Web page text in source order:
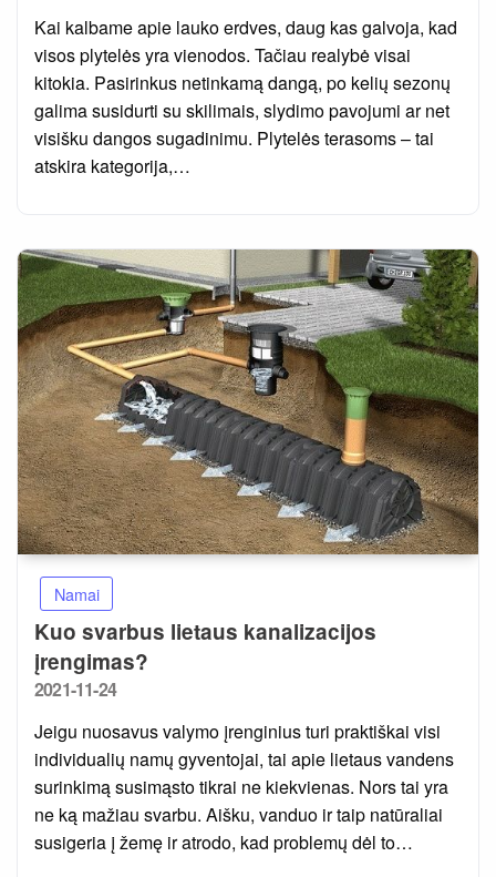
Kai kalbame apie lauko erdves, daug kas galvoja, kad
visos plytelės yra vienodos. Tačiau realybė visai
kitokia. Pasirinkus netinkamą dangą, po kelių sezonų
galima susidurti su skilimais, slydimo pavojumi ar net
visišku dangos sugadinimu. Plytelės terasoms – tai
atskira kategorija,…
Namai
Kuo svarbus lietaus kanalizacijos
įrengimas?
Posted
2021-11-24
Jeigu nuosavus valymo įrenginius turi praktiškai visi
individualių namų gyventojai, tai apie lietaus vandens
surinkimą susimąsto tikrai ne kiekvienas. Nors tai yra
ne ką mažiau svarbu. Aišku, vanduo ir taip natūraliai
susigeria į žemę ir atrodo, kad problemų dėl to…